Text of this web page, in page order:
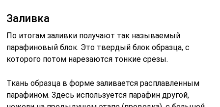
Заливка
По итогам заливки получают так называемый
парафиновый блок. Это твердый блок образца, с
которого потом нарезаются тонкие срезы.
Ткань образца в форме заливается расплавленным
парафином. Здесь используется парафин другой,